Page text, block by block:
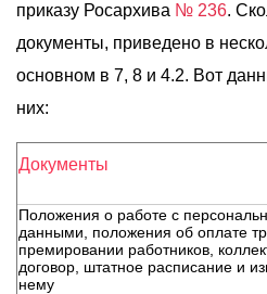
приказу Росархива № 236.
документы, приведено в
основном в 7, 8 и 4.2. Вот
них:
Документы
Положения о работе с
данными, положения об оплате
премировании работников,
договор, штатное расписание и
нему